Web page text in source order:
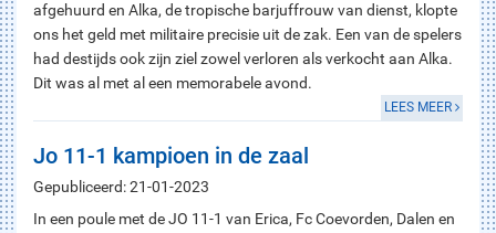
afgehuurd en Alka, de tropische barjuffrouw van dienst, klopte
ons het geld met militaire precisie uit de zak. Een van de spelers
had destijds ook zijn ziel zowel verloren als verkocht aan Alka.
Dit was al met al een memorabele avond.
LEES MEER
Jo 11-1 kampioen in de zaal
Gepubliceerd: 21-01-2023
In een poule met de JO 11-1 van Erica, Fc Coevorden, Dalen en